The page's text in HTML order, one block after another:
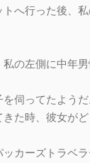
トへ行った後、
の左側に中年
伺ってたようだ
た時、彼女が
カーズトラベ